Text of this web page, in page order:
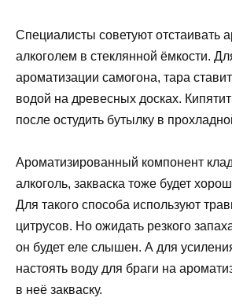
Специалисты советуют отстаивать
алкоголем в стеклянной ёмкости.
ароматизации самогона, тара
водой на древесных досках.
после остудить бутылку в
Ароматизированный компонент
алкоголь, закваска тоже будет
Для такого способа используют
цитрусов. Но ожидать резкого
он будет еле слышен. А для
настоять воду для браги на
в неё закваску.